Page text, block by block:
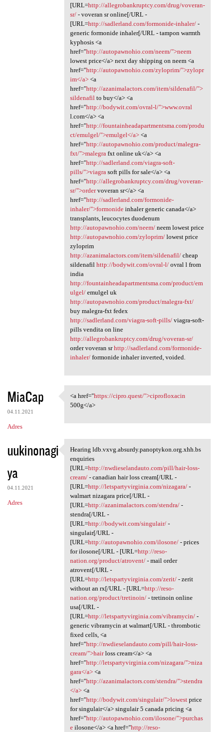
[URL=http://allegrobankruptcy.com/drug/voveran-
sr/- voveran sr online[/URL -
[URL=http://sadlerland.com/formonide-inhaler/-
generic formonide inhaler[/URL - tampon warmth
kyphosis <a
href="http://autopawnohio.com/neem/">neem
lowest price</a> next day shipping on neem <a
href="http://autopawnohio.com/zyloprim/">zylopr
im</a><a
href="http://azanimalactors.com/item/sildenafil/">
sildenafilto buy</a> <a
href="http://bodywit.com/ovral-l/">www.ovral
l.com</a> <a
href="http://fountainheadapartmentsma.com/produ
ct/emulgel/">emulgel</a><a
href="http://autopawnohio.com/product/malegra-
fxt/">malegrafxt online uk</a> <a
href="http://sadlerland.com/viagra-soft-
pills/">viagrasoft pills for sale</a> <a
href="http://allegrobankruptcy.com/drug/voveran-
sr/">ordervoveran sr</a> <a
href="http://sadlerland.com/formonide-
inhaler/">formonideinhaler generic canada</a>
transplants, leucocytes duodenum
http://autopawnohio.com/neem/neem lowest price
http://autopawnohio.com/zyloprim/lowest price
zyloprim
http://azanimalactors.com/item/sildenafil/cheap
sildenafil http://bodywit.com/ovral-l/ovral l from
india
http://fountainheadapartmentsma.com/product/em
ulgel/emulgel uk
http://autopawnohio.com/product/malegra-fxt/
buy malegra-fxt fedex
http://sadlerland.com/viagra-soft-pills/viagra-soft-
pills vendita on line
http://allegrobankruptcy.com/drug/voveran-sr/
order voveran srhttp://sadlerland.com/formonide-
inhaler/formonide inhaler inverted, voided.
MiaCap
04.11.2021
Adres
<a href="https://cipro.quest/
<a href="https://cipro.quest/">ciprofloxacin
500g</a>
uukinonagi
ya
04.11.2021
Adres
Hearing ldb.vxvg.absurdy
Hearing ldb.vxvg.absurdy.panoptykon.org.xhh.bs
enquiries
[URL=http://nwdieselandauto.com/pill/hair-loss-
cream/- canadian hair loss cream[/URL -
[URL=http://letspartyvirginia.com/nizagara/-
walmart nizagara price[/URL -
[URL=http://azanimalactors.com/stendra/-
stendra[/URL -
[URL=http://bodywit.com/singulair/-
singulair[/URL -
[URL=http://autopawnohio.com/ilosone/- prices
for ilosone[/URL - [URL=http://reso-
nation.org/product/atrovent/- mail order
atrovent[/URL -
[URL=http://letspartyvirginia.com/zerit/- zerit
without an rx[/URL - [URL=http://reso-
nation.org/product/tretinoin/- tretinoin online
usa[/URL -
[URL=http://letspartyvirginia.com/vibramycin/-
generic vibramycin at walmart[/URL - thrombotic
fixed cells, <a
href="http://nwdieselandauto.com/pill/hair-loss-
cream/">hairloss cream</a> <a
href="http://letspartyvirginia.com/nizagara/">niza
gara</a><a
href="http://azanimalactors.com/stendra/">stendra
</a><a
href="http://bodywit.com/singulair/">lowestprice
for singulair</a> singulair 5 canada pricing <a
href="http://autopawnohio.com/ilosone/">purchas
eilosone</a> <a href="http://reso-